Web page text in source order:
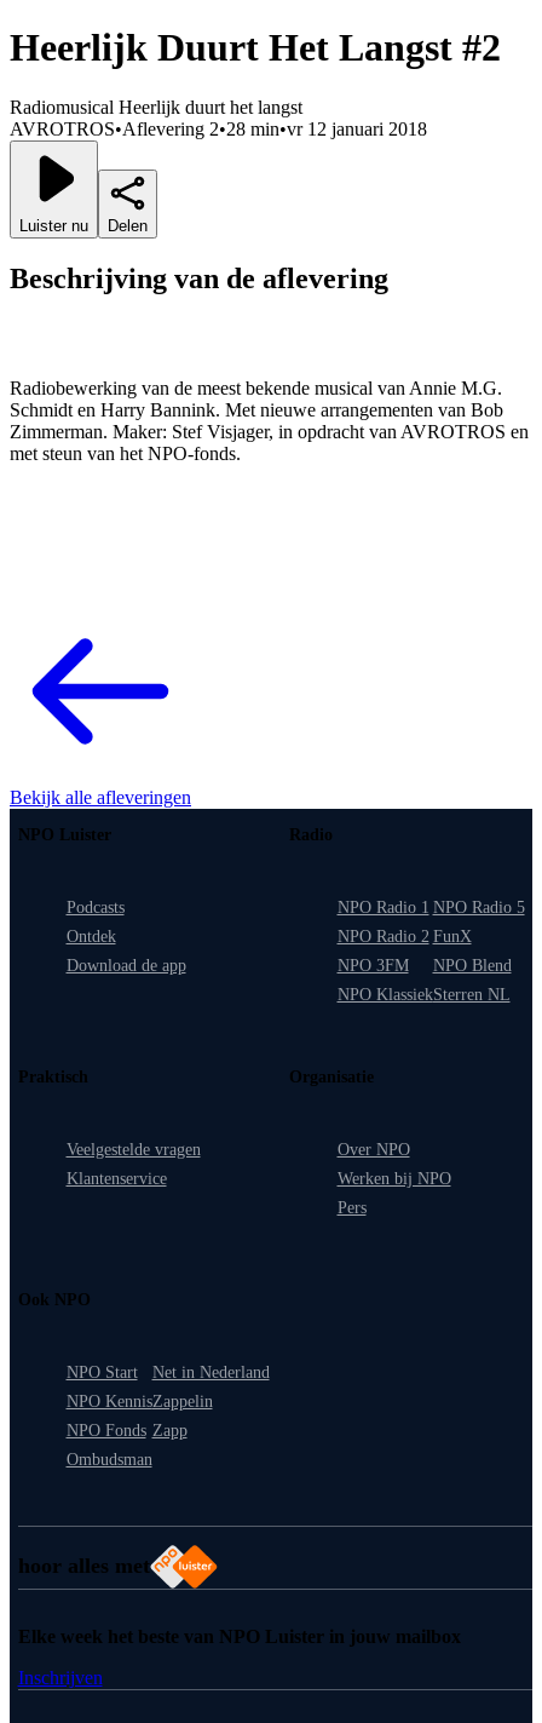
Heerlijk Duurt Het Langst #2
Radiomusical Heerlijk duurt het langst
AVROTROS•Aflevering 2•28 min•vr 12 januari 2018
Luister nu Delen
Beschrijving van de aflevering
Radiobewerking van de meest bekende musical van Annie M.G.
Schmidt en Harry Bannink. Met nieuwe arrangementen van Bob
Zimmerman. Maker: Stef Visjager, in opdracht van AVROTROS en
met steun van het NPO-fonds.
Bekijk alle afleveringen
hoor alles met
NPO Luister
Podcasts
Ontdek
Download de app
Radio
NPO Radio 1
NPO Radio 2
NPO 3FM
NPO Klassiek
NPO Radio 5
FunX
NPO Blend
Sterren NL
Praktisch
Veelgestelde vragen
Klantenservice
Organisatie
Over NPO
Werken bij NPO
Pers
Ook NPO
NPO Start
NPO Kennis
NPO Fonds
Ombudsman
Net in Nederland
Zappelin
Zapp
Elke week het beste van NPO Luister in jouw mailbox
Inschrijven